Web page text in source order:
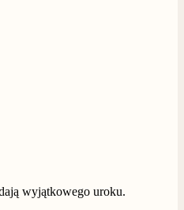
wyjątkowego uroku.